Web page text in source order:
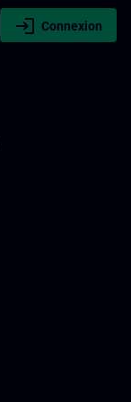
login Connexion